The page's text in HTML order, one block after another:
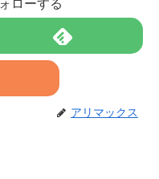
ローする
アリマックス